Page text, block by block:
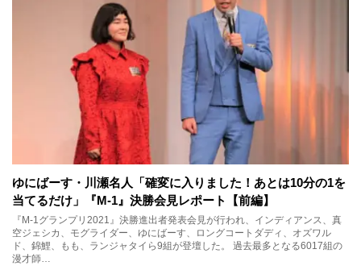
ゆにばーす・川瀬名人「確変に入りました！あとは10分の1を
当てるだけ」『M-1』決勝会見レポート【前編】
『M-1グランプリ2021』決勝進出者発表会見が行われ、インディアンス、真
空ジェシカ、モグライダー、ゆにばーす、ロングコートダディ、オズワル
ド、錦鯉、もも、ランジャタイら9組が登壇した。 過去最多となる6017組の
漫才師…